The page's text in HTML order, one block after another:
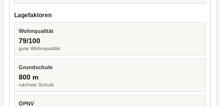
Lagefaktoren
Wohnqualität
79/100
gute Wohnqualität
Grundschule
800 m
nächste Schule
ÖPNV